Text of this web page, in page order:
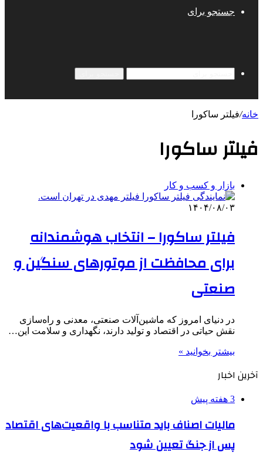
جستجو برای
خانه/فیلتر ساکورا
فیلتر ساکورا
بازار و کسب و کار
۱۴۰۴/۰۸/۰۳
فیلتر ساکورا – انتخاب هوشمندانه
برای محافظت از موتورهای سنگین و
صنعتی
در دنیای امروز که ماشین‌آلات صنعتی، معدنی و راه‌سازی
نقش حیاتی در اقتصاد و تولید دارند، نگهداری و سلامت این…
بیشتر بخوانید »
آخرین اخبار
3 هفته پیش
مالیات اصناف باید متناسب با واقعیت‌های اقتصاد
پس از جنگ تعیین شود